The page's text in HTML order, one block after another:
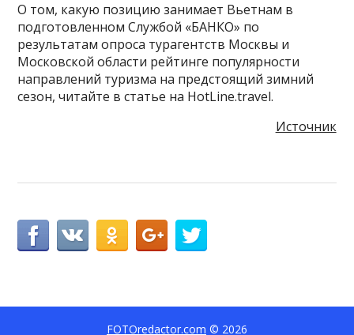
О том, какую позицию занимает Вьетнам в
подготовленном Службой «БАНКО» по
результатам опроса турагентств Москвы и
Московской области рейтинге популярности
направлений туризма на предстоящий зимний
сезон, читайте в статье на HotLine.travel.
Источник
FOTOredactor.com © 2026